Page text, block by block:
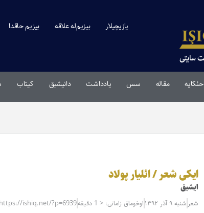
یازیچیلار بیزیم‌له علاقه بیزیم حاقدا
حئکایه مقاله‌ سس یادداشت دانیشیق کیتاب
ایکی شعر / ائلیار پولاد
ایشیق
شعر شنبه ۹ آذر ۱۳۹۲ اوخوماق زامانی: < 1 دقیقه https://ishiq.net/?p=6939